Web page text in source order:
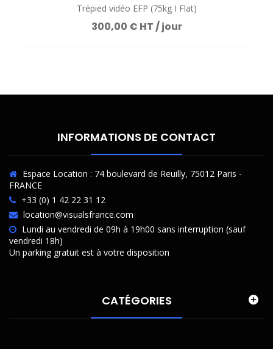
Trépied vidéo EFP (75kg I Flat)
300,00 € HT / jour
INFORMATIONS DE CONTACT
Espace Location : 74 boulevard de Reuilly, 75012 Paris -
FRANCE
+33 (0) 1 42 22 31 12
location@visualsfrance.com
Lundi au vendredi de 09h à 19h00 sans interruption (sauf
vendredi 18h)
Un parking gratuit est à votre disposition
CATÉGORIES